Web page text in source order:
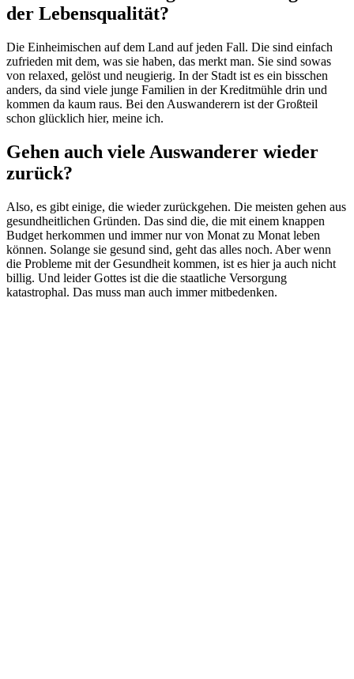
der Lebensqualität?
Die Einheimischen auf dem Land auf jeden Fall. Die sind einfach
zufrieden mit dem, was sie haben, das merkt man. Sie sind sowas
von relaxed, gelöst und neugierig. In der Stadt ist es ein bisschen
anders, da sind viele junge Familien in der Kreditmühle drin und
kommen da kaum raus. Bei den Auswanderern ist der Großteil
schon glücklich hier, meine ich.
Gehen auch viele Auswanderer wieder
zurück?
Also, es gibt einige, die wieder zurückgehen. Die meisten gehen aus
gesundheitlichen Gründen. Das sind die, die mit einem knappen
Budget herkommen und immer nur von Monat zu Monat leben
können. Solange sie gesund sind, geht das alles noch. Aber wenn
die Probleme mit der Gesundheit kommen, ist es hier ja auch nicht
billig. Und leider Gottes ist die die staatliche Versorgung
katastrophal. Das muss man auch immer mitbedenken.